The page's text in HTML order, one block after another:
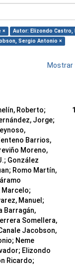
×
Autor: Elizondo Castro,
Sergio Antonio ×
Mostrar
Roberto;
Jorge;
Barrios,
Moreno,
González
Romo Martín,
Marcelo;
Manuel;
Barragán,
Somellera,
Jacobson,
Neme
Elizondo
Ricardo;